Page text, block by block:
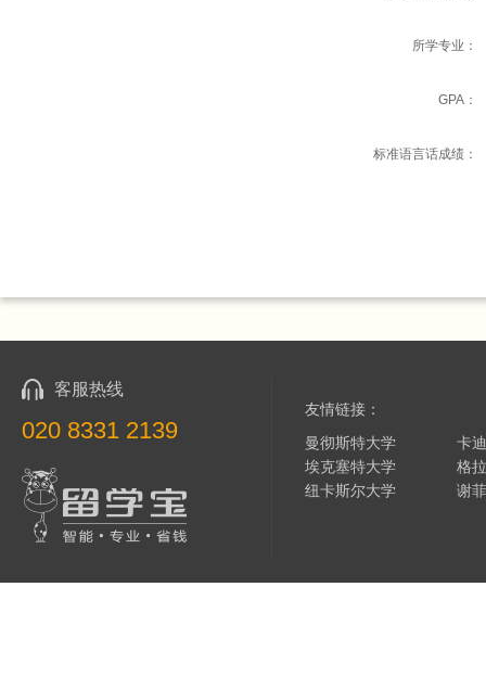
所学专业：
GPA：
标准语言话成绩：
客服热线
020 8331 2139
友情链接：
曼彻斯特大学
卡
埃克塞特大学
格
纽卡斯尔大学
谢